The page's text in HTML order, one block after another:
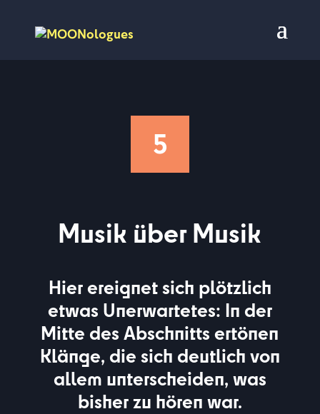
5
Musik über Musik
Hier ereignet sich plötzlich
etwas Unerwartetes: In der
Mitte des Abschnitts ertönen
Klänge, die sich deutlich von
allem unterscheiden, was
bisher zu hören war.